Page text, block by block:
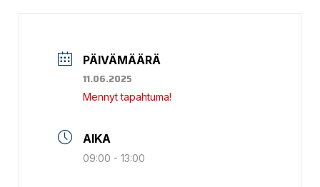
PÄIVÄMÄÄRÄ
11.06.2025
Mennyt tapahtuma!
AIKA
09:00 - 13:00